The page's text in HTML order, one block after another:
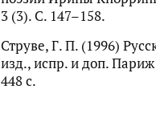
3 (3). С. 147–158.
Струве, Г. П. (1996)
изд., испр. и доп.
448 с.